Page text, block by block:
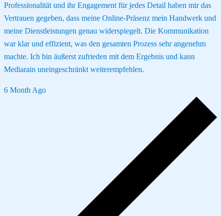
Professionalität und ihr Engagement für jedes Detail haben mir das
Vertrauen gegeben, dass meine Online-Präsenz mein Handwerk und
meine Dienstleistungen genau widerspiegelt. Die Kommunikation
war klar und effizient, was den gesamten Prozess sehr angenehm
machte. Ich bin äußerst zufrieden mit dem Ergebnis und kann
Mediarain uneingeschränkt weiterempfehlen.
6 Month Ago